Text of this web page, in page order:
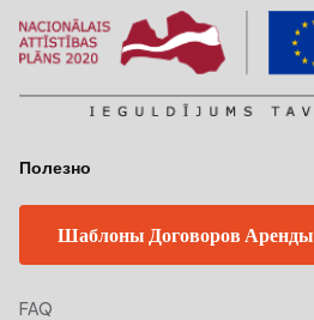
Полезно
Шаблоны Договоров Аренды
FAQ